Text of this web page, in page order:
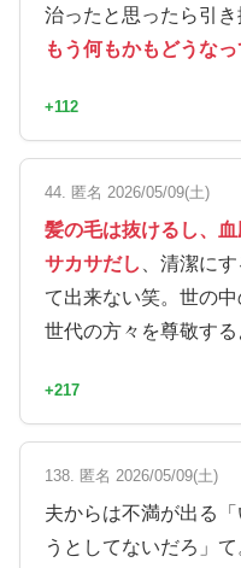
治ったと思ったら引き
もう何もかもどうな
+112
44. 匿名 2026/05/09(土)
髪の毛は抜けるし、
サカサだし 、清潔に
て出来ない笑。世の
世代の方々を尊敬する
+217
138. 匿名 2026/05/09(土)
夫からは不満が出る
うとしてないだろ」